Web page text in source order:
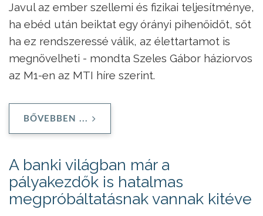
Javul az ember szellemi és fizikai teljesítménye,
ha ebéd után beiktat egy órányi pihenőidőt, sőt
ha ez rendszeressé válik, az élettartamot is
megnövelheti - mondta Szeles Gábor háziorvos
az M1-en az MTI híre szerint.
BŐVEBBEN ...
A banki világban már a
pályakezdők is hatalmas
megpróbáltatásnak vannak kitéve